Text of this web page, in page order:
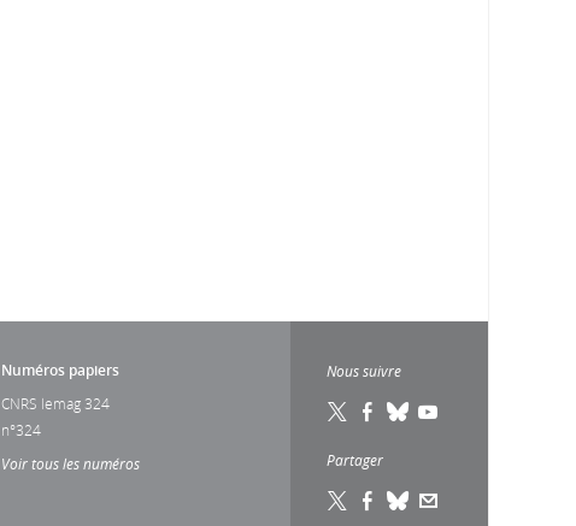
Numéros papiers
CNRS lemag 324
n°324
Voir tous les numéros
Nous suivre
Partager